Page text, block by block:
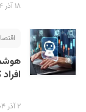
۱۸ آذر ۱۴۰۴
۲ آذر ۱۴۰۴